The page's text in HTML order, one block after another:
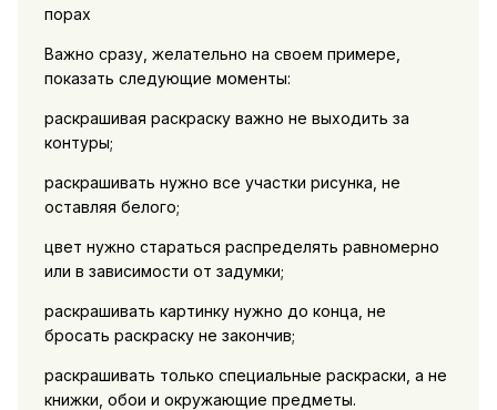
порах
Важно сразу, желательно на своем примере,
показать следующие моменты:
раскрашивая раскраску важно не выходить за
контуры;
раскрашивать нужно все участки рисунка, не
оставляя белого;
цвет нужно стараться распределять равномерно
или в зависимости от задумки;
раскрашивать картинку нужно до конца, не
бросать раскраску не закончив;
раскрашивать только специальные раскраски, а не
книжки, обои и окружающие предметы.